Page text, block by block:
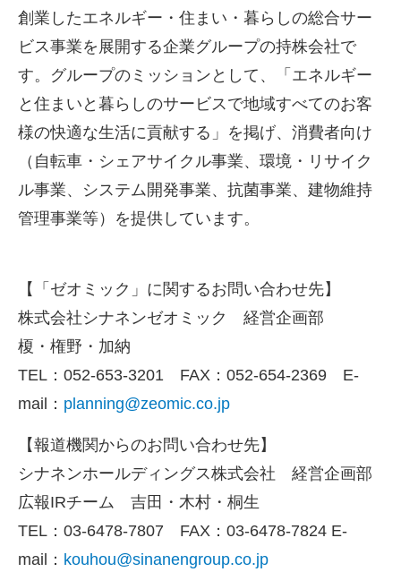
創業したエネルギー・住まい・暮らしの総合サー
ビス事業を展開する企業グループの持株会社で
す。グループのミッションとして、「エネルギー
と住まいと暮らしのサービスで地域すべてのお客
様の快適な生活に貢献する」を掲げ、消費者向け
（自転車・シェアサイクル事業、環境・リサイク
ル事業、システム開発事業、抗菌事業、建物維持
管理事業等）を提供しています。
【「ゼオミック」に関するお問い合わせ先】
株式会社シナネンゼオミック 経営企画部
榎・権野・加納
TEL：052-653-3201 FAX：052-654-2369 E-
mail： planning@zeomic.co.jp
【報道機関からのお問い合わせ先】
シナネンホールディングス株式会社 経営企画部
広報IRチーム 吉田・木村・桐生
TEL：03-6478-7807 FAX：03-6478-7824 E-
mail： kouhou@sinanengroup.co.jp